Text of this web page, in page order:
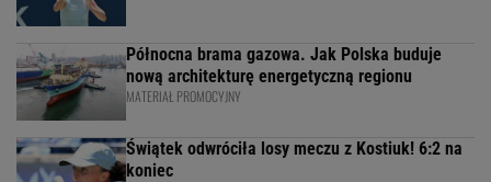
Północna brama gazowa. Jak Polska buduje
nową architekturę energetyczną regionu
MATERIAŁ PROMOCYJNY
Świątek odwróciła losy meczu z Kostiuk! 6:2 na
koniec